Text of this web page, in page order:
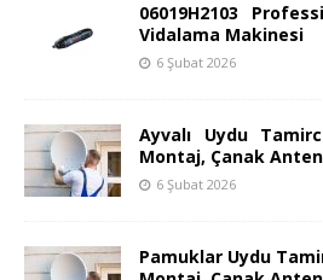
06019H2103
Vidalama Makinesi
6 Şubat 2026
Ayvalı Uydu
Montaj, Çanak
6 Şubat 2026
Pamuklar Uydu